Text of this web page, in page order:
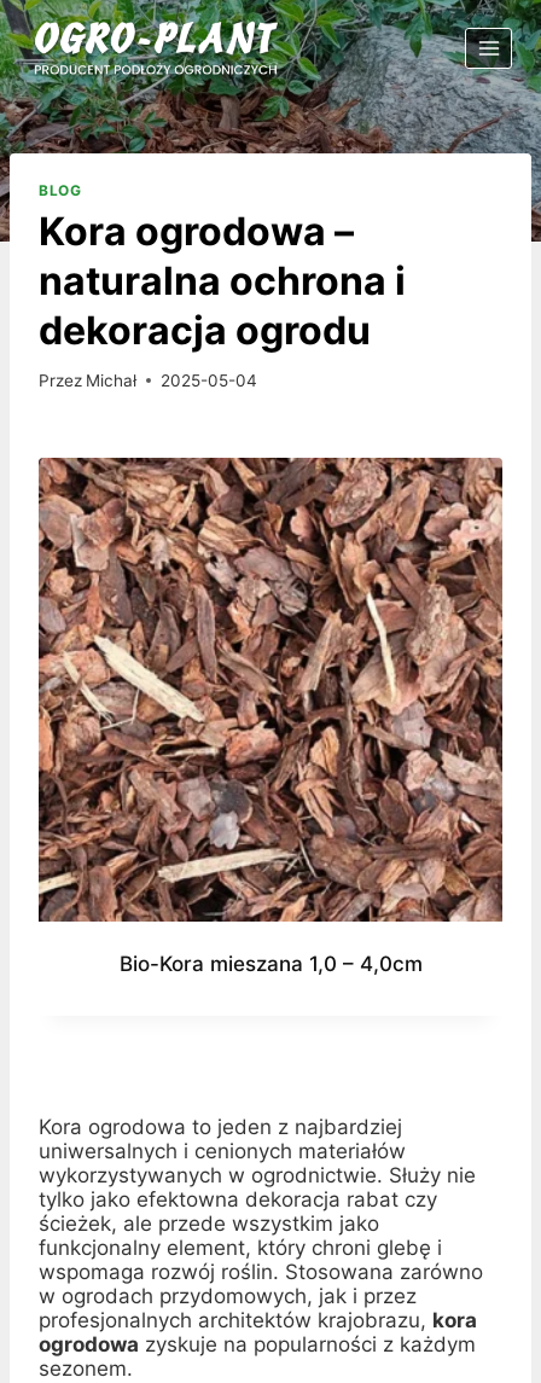
Przejdź
do
treści
BLOG
Kora ogrodowa –
naturalna ochrona i
dekoracja ogrodu
Przez Michał 2025-05-04
Bio-Kora mieszana 1,0 – 4,0cm
Kora ogrodowa to jeden z najbardziej
uniwersalnych i cenionych materiałów
wykorzystywanych w ogrodnictwie. Służy nie
tylko jako efektowna dekoracja rabat czy
ścieżek, ale przede wszystkim jako
funkcjonalny element, który chroni glebę i
wspomaga rozwój roślin. Stosowana zarówno
w ogrodach przydomowych, jak i przez
profesjonalnych architektów krajobrazu, kora
ogrodowa zyskuje na popularności z każdym
sezonem.